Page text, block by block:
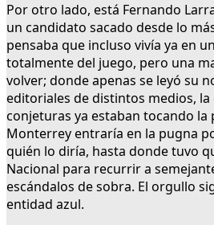
Por otro lado, está Fernando
un candidato sacado desde lo
pensaba que incluso vivía ya en
totalmente del juego, pero una
volver; donde apenas se leyó su
editoriales de distintos medios, la
conjeturas ya estaban tocando la
Monterrey entraría en la pugna
quién lo diría, hasta donde tuvo
Nacional para recurrir a
escándalos de sobra. El orgullo
entidad azul.